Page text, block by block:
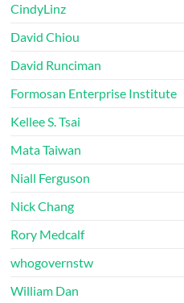
CindyLinz
David Chiou
David Runciman
Formosan Enterprise Institute
Kellee S. Tsai
Mata Taiwan
Niall Ferguson
Nick Chang
Rory Medcalf
whogovernstw
William Dan